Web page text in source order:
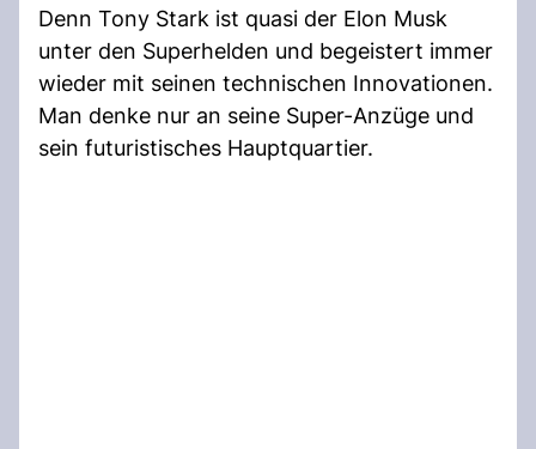
Denn Tony Stark ist quasi der Elon Musk
unter den Superhelden und begeistert immer
wieder mit seinen technischen Innovationen.
Man denke nur an seine Super-Anzüge und
sein futuristisches Hauptquartier.